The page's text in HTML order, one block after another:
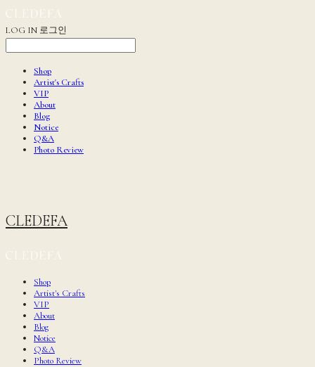
LOG IN 로그인
Shop
Artist's Crafts
VIP
About
Blog
Notice
Q&A
Photo Review
CLEDEFA
Shop
Artist's Crafts
VIP
About
Blog
Notice
Q&A
Photo Review